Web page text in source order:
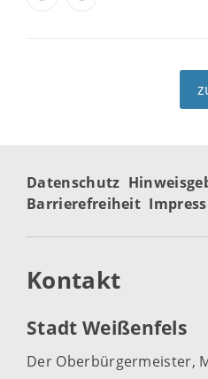
Datenschutz
Barrierefreiheit
Kontakt
Stadt Weißenfels
Der Oberbürgermeister,